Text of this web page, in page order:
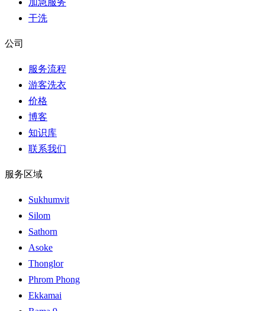
干洗
公司
服务流程
游客洗衣
价格
博客
知识库
联系我们
服务区域
Sukhumvit
Silom
Sathorn
Asoke
Thonglor
Phrom Phong
Ekkamai